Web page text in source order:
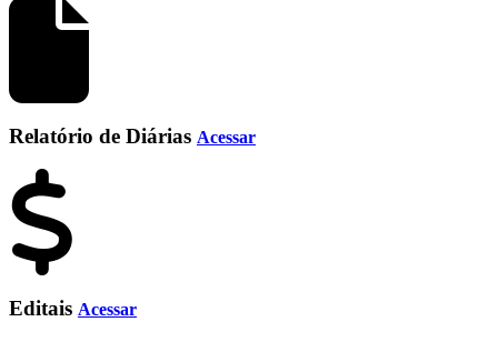
Relatório de Diárias Acessar
Editais Acessar